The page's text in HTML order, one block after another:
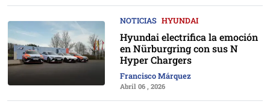
NOTICIAS HYUNDAI
Hyundai electrifica la emoción
en Nürburgring con sus N
Hyper Chargers
Francisco Márquez
Abril 06 , 2026